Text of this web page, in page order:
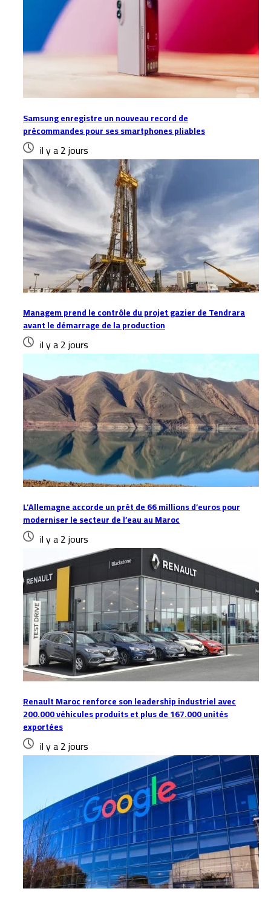
Samsung enregistre un nouveau record de
précommandes pour ses smartphones pliables
il y a 2 jours
Managem prend le contrôle du projet gazier de Tendrara
avant le démarrage de la production
il y a 2 jours
L’Allemagne accorde un prêt de 66 millions d’euros pour
moderniser le secteur de l’eau au Maroc
il y a 2 jours
Renault Maroc renforce son leadership industriel avec
200.000 véhicules produits et plus de 167.000 unités
exportées
il y a 2 jours